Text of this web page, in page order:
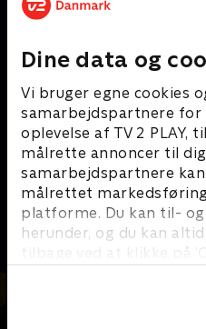
Dine data og
Vi bruger egne cookies
samarbejdspartnere for
oplevelse af TV 2 PLAY,
målrette annoncer til
samarbejdspartnere
målrettet
platforme. Du kan til-
herunder, og du kan
tilbage ved at klikke på
Landmand søger
Reality • 13 sæsoner